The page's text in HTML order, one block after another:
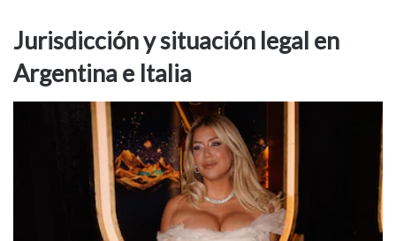
Jurisdicción y situación legal en
Argentina e Italia